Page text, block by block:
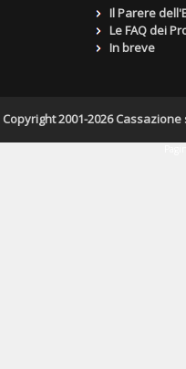
Il Parere
Le FAQ dei
In breve
2001-2026 Cassazione